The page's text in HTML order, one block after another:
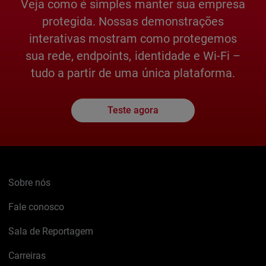
Veja como é simples manter sua empresa
protegida. Nossas demonstrações
interativas mostram como protegemos
sua rede, endpoints, identidade e Wi-Fi –
tudo a partir de uma única plataforma.
Teste agora
Sobre nós
Fale conosco
Sala de Reportagem
Carreiras